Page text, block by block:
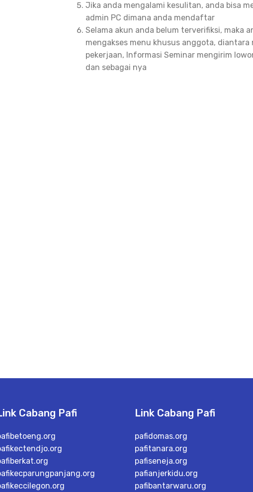
Jika anda mengalami kesulitan, anda bisa
admin PC dimana anda mendaftar
Selama akun anda belum terverifiksi, maka
mengakses menu khusus anggota, diantara
pekerjaan, Informasi Seminar mengirim
dan sebagai nya
Cabang Pafi Link Cabang Pafi
pafidomas.org
pafitanara.org
pafiseneja.org
pafianjerkidu.org
pafibantarwaru.org